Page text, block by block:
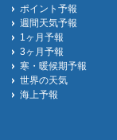
ポイント予報
週間天気予報
1ヶ月予報
3ヶ月予報
寒・暖候期予報
世界の天気
海上予報